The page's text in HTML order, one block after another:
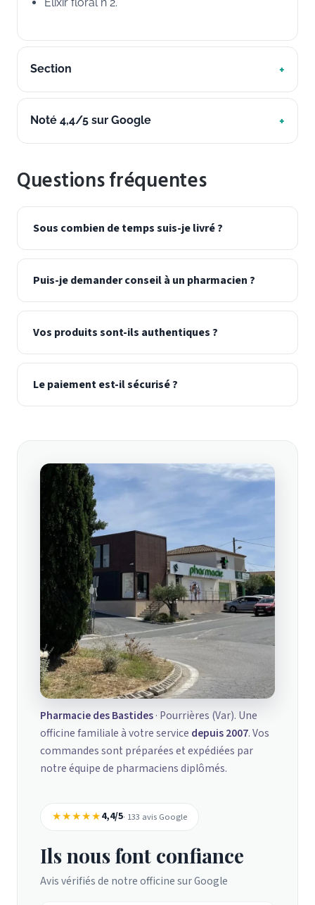
Elixir floral n°2.
Section
Noté 4,4/5 sur Google
Questions fréquentes
Sous combien de temps suis-je livré ?
Puis-je demander conseil à un pharmacien ?
Vos produits sont-ils authentiques ?
Le paiement est-il sécurisé ?
Pharmacie des Bastides· Pourrières (Var). Une
officine familiale à votre service depuis 2007. Vos
commandes sont préparées et expédiées par
notre équipe de pharmaciens diplômés.
★★★★★4,4/5· 133 avis Google
Ils nous font confiance
Avis vérifiés de notre officine sur Google